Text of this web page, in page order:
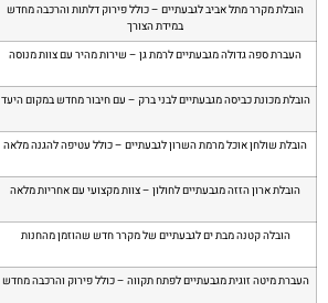
הובלת מקרר מתל אביב לגבעתיים – כולל פירוק דלתות והרכבה מחדש
במידת הצורך
העברת ספה גדולה מגבעתיים לרמת גן – שירות מהיר עם צוות מנוסה
הובלת מכונת כביסה מגבעתיים לבני ברק – עם חיבור מחדש במקום היעד
הובלת שולחן אוכל מרמת השרון לגבעתיים – כולל עטיפה להגנה מלאה
הובלת ארון הזזה מגבעתיים לחולון – צוות מקצועי עם אחריות מלאה
הובלה קטנה מבת ים לגבעתיים של מקרר חדש שהוזמן מהחנות
העברת מיטה זוגית מגבעתיים לפתח תקווה – כולל פירוק והרכבה מחדש